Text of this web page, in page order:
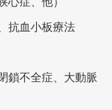
抗血小板療法
鎖不全症、大動脈